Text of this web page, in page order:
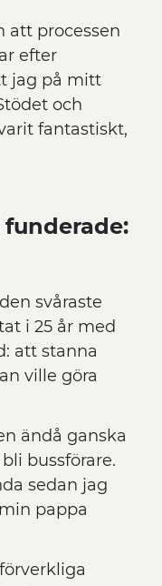
att processen
efter
jag på mitt
och
fantastiskt,
svåraste
i 25 år med
att stanna
ville göra
ändå ganska
bussförare.
sedan jag
pappa